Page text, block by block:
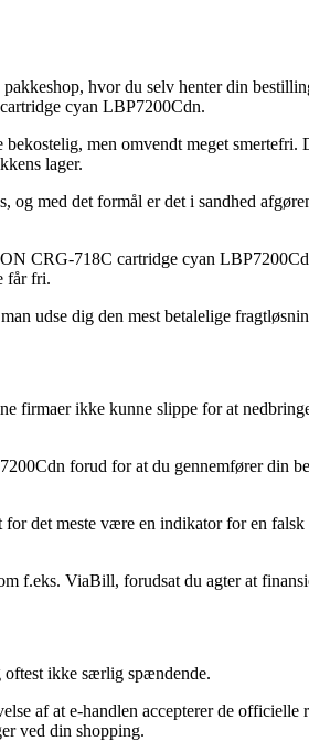
hvor du selv henter din
cyan LBP7200Cdn.
men omvendt meget
lager.
med det formål er det i sandhed
CRG-718C cartridge cyan
får fri.
udse dig den mest betalelige
firmaer ikke kunne slippe for at
forud for at du gennemfører din
for det meste være en indikator for en
f.eks. ViaBill, forudsat du agter at
oftest ikke særlig spændende.
af at e-handlen accepterer de officielle
ved din shopping.